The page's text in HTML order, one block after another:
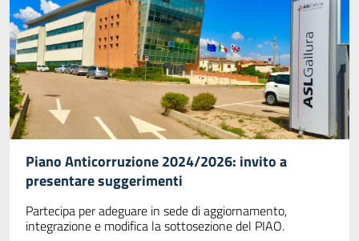
Piano Anticorruzione 2024/2026: invito a
presentare suggerimenti
Partecipa per adeguare in sede di aggiornamento,
integrazione e modifica la sottosezione del PIAO.